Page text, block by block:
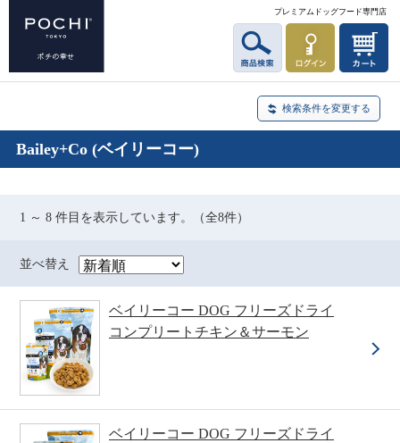
プレミアムドッグフード専門店
検索条件を変更する
Bailey+Co (ベイリーコー)
1 ～ 8 件目を表示しています。（全8件）
並べ替え
ベイリーコー DOG フリーズドライ
コンプリートチキン＆サーモン
ベイリーコー DOG フリーズドライ